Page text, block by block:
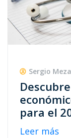
Sergio Meza
para el
Leer más